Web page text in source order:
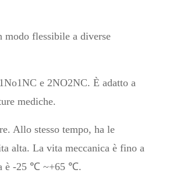
modo flessibile a diverse
e 2NO2NC. È adatto a
mediche.
Allo stesso tempo, ha le
alta. La vita meccanica è fino a
è -25 ℃ ~+65 ℃.